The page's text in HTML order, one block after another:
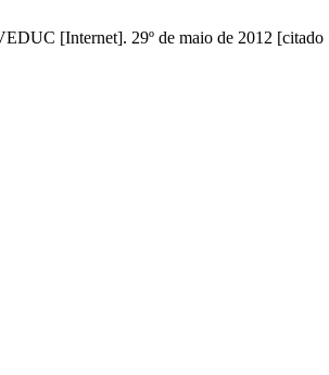
[Internet]. 29º de maio de 2012 [citado